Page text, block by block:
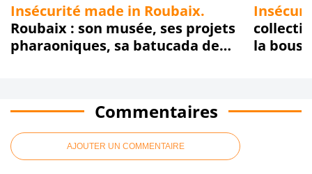
Insécurité made in Roubaix.
Roubaix : son musée, ses projets
pharaoniques, sa batucada de
collectif
la
14 mai
Commentaires
AJOUTER UN COMMENTAIRE